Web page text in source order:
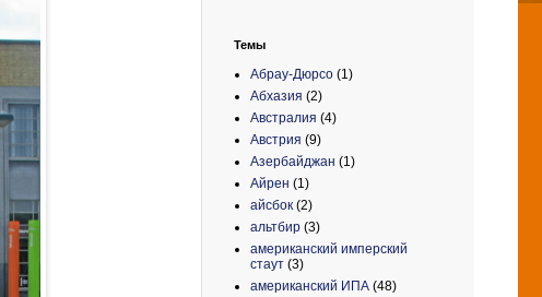
Темы
Абрау-Дюрсо (1)
Абхазия (2)
Австралия (4)
Австрия (9)
Азербайджан (1)
Айрен (1)
айсбок (2)
альтбир (3)
американский имперский
стаут (3)
американский ИПА (48)